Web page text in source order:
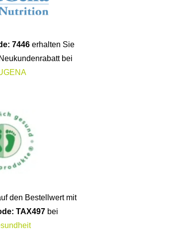
7446erhalten Sie
bei
den Bestellwert mit
TAX497 bei